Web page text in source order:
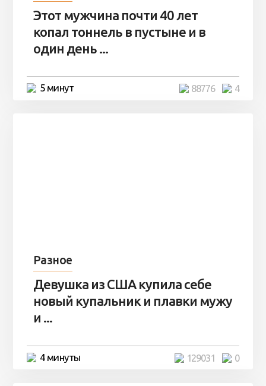
Этот мужчина почти 40 лет
копал тоннель в пустыне и в
один день ...
5 минут 4
88776
Разное
Девушка из США купила себе
новый купальник и плавки мужу
и ...
4 минуты 0
129031